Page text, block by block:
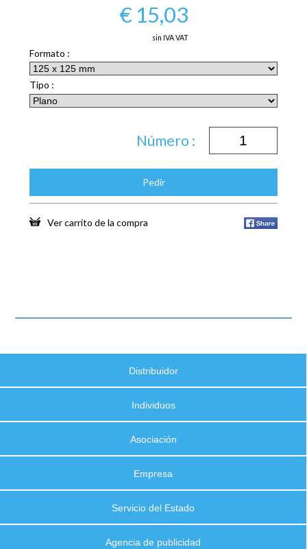
€ 15,03
sin IVA VAT
Formato :
Tipo :
Número :
Pedir
Ver carrito de la compra
Distribuidor
Individuos
Asociación
Empresa
Servicio del Estado
Agencia de publicidad